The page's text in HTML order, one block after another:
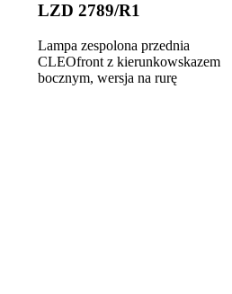
LZD 2789/R1
Lampa zespolona przednia
CLEOfront z kierunkowskazem
bocznym, wersja na rurę